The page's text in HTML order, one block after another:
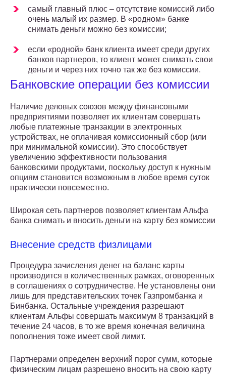
самый главный плюс – отсутствие комиссий либо
очень малый их размер. В «родном» банке
снимать деньги можно без комиссии;
если «родной» банк клиента имеет среди других
банков партнеров, то клиент может снимать свои
деньги и через них точно так же без комиссии.
Банковские операции без комиссии
Наличие деловых союзов между финансовыми
предприятиями позволяет их клиентам совершать
любые платежные транзакции в электронных
устройствах, не оплачивая комиссионный сбор (или
при минимальной комиссии). Это способствует
увеличению эффективности пользования
банковскими продуктами, поскольку доступ к нужным
опциям становится возможным в любое время суток
практически повсеместно.
Широкая сеть партнеров позволяет клиентам Альфа
банка снимать и вносить деньги на карту без комиссии
Внесение средств физлицами
Процедура зачисления денег на баланс карты
производится в количественных рамках, оговоренных
в соглашениях о сотрудничестве. Не установлены они
лишь для представительских точек Газпромбанка и
Бинбанка. Остальные учреждения разрешают
клиентам Альфы совершать максимум 8 транзакций в
течение 24 часов, в то же время конечная величина
пополнения тоже имеет свой лимит.
Партнерами определен верхний порог сумм, которые
физическим лицам разрешено вносить на свою карту